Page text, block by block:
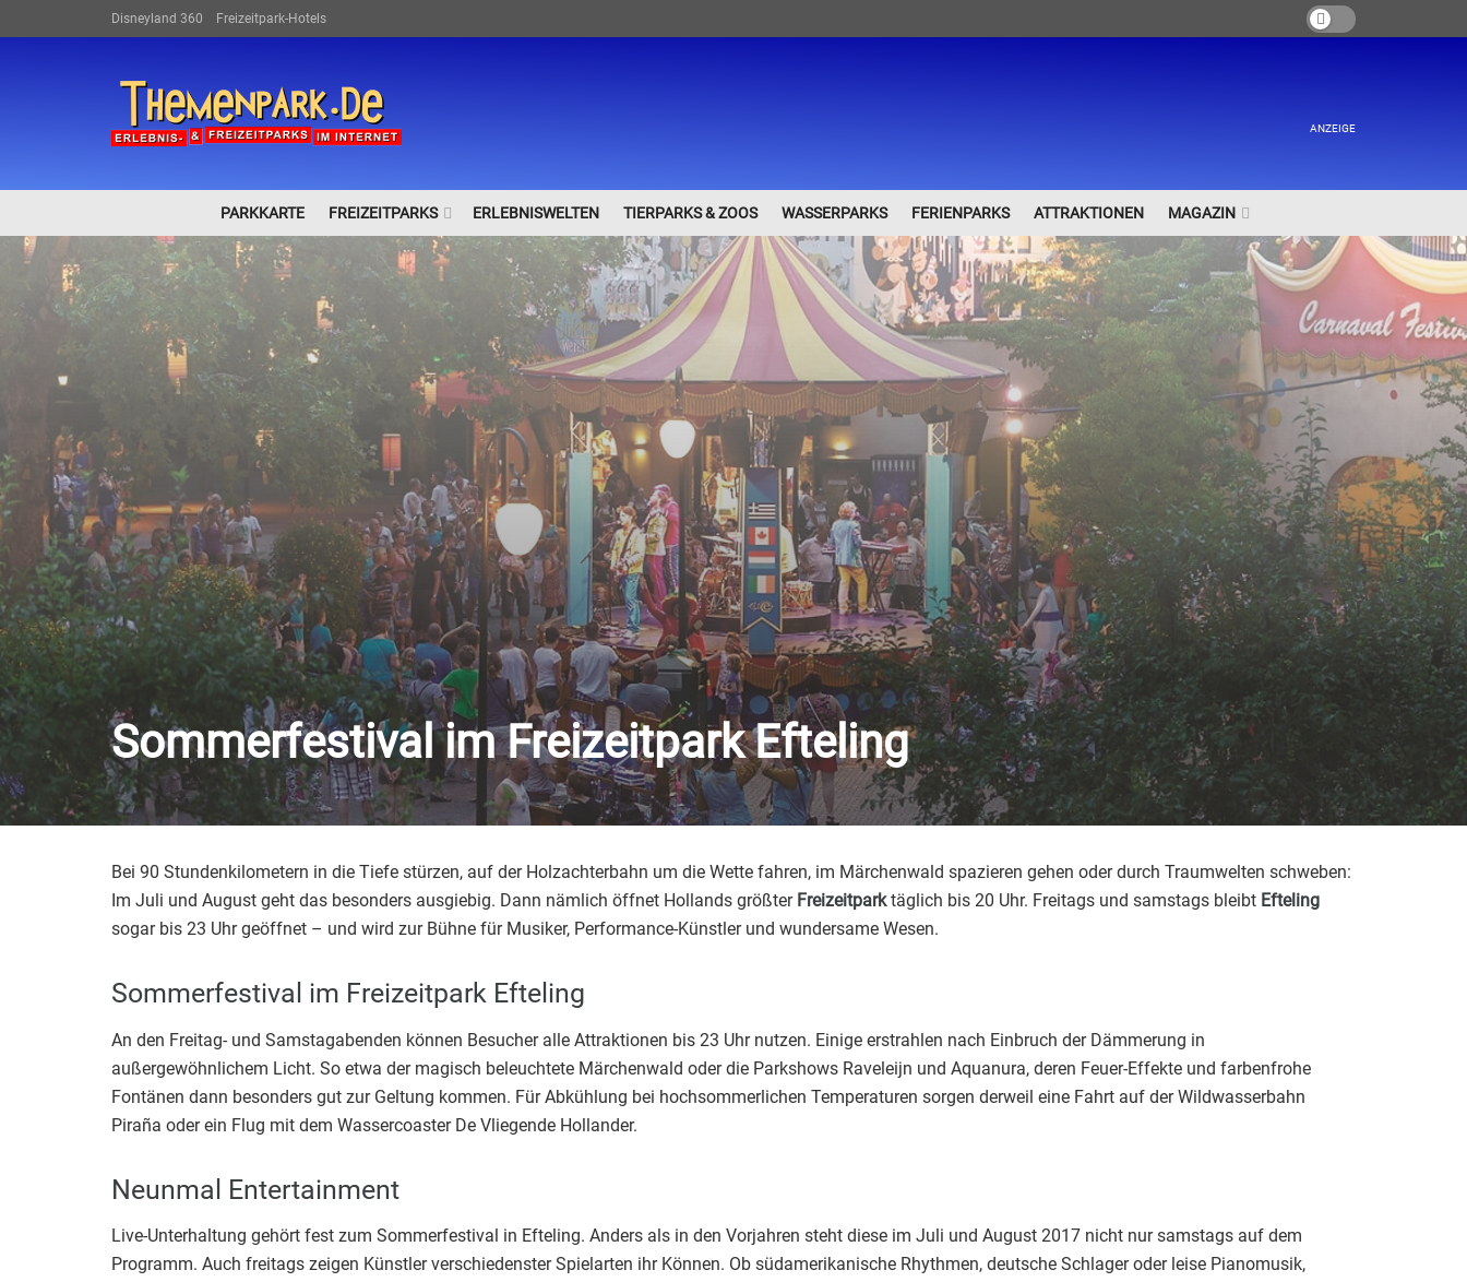
Disneyland 360 Freizeitpark-Hotels
ANZEIGE
PARKKARTE FREIZEITPARKS ERLEBNISWELTEN TIERPARKS & ZOOS WASSERPARKS FERIENPARKS ATTRAKTIONEN MAGAZIN
Sommerfestival im Freizeitpark Efteling
Bei 90 Stundenkilometern in die Tiefe stürzen, auf der Holzachterbahn um die Wette fahren, im Märchenwald spazieren gehen oder durch Traumwelten schweben:
Im Juli und August geht das besonders ausgiebig. Dann nämlich öffnet Hollands größter Freizeitparktäglich bis 20 Uhr. Freitags und samstags bleibt Efteling
sogar bis 23 Uhr geöffnet – und wird zur Bühne für Musiker, Performance-Künstler und wundersame Wesen.
Sommerfestival im Freizeitpark Efteling
An den Freitag- und Samstagabenden können Besucher alle Attraktionen bis 23 Uhr nutzen. Einige erstrahlen nach Einbruch der Dämmerung in
außergewöhnlichem Licht. So etwa der magisch beleuchtete Märchenwald oder die Parkshows Raveleijn und Aquanura, deren Feuer-Effekte und farbenfrohe
Fontänen dann besonders gut zur Geltung kommen. Für Abkühlung bei hochsommerlichen Temperaturen sorgen derweil eine Fahrt auf der Wildwasserbahn
Piraña oder ein Flug mit dem Wassercoaster De Vliegende Hollander.
Neunmal Entertainment
Live-Unterhaltung gehört fest zum Sommerfestival in Efteling. Anders als in den Vorjahren steht diese im Juli und August 2017 nicht nur samstags auf dem
Programm. Auch freitags zeigen Künstler verschiedenster Spielarten ihr Können. Ob südamerikanische Rhythmen, deutsche Schlager oder leise Pianomusik,